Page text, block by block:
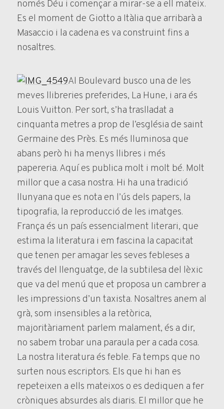
només Déu i començar a mirar-se a ell mateix.
Es el moment de Giotto a Itàlia que arribarà a
Masaccio i la cadena es va construint fins a
nosaltres.
Al Boulevard busco una de les
meves llibreries preferides, La Hune, i ara és
Louis Vuitton. Per sort, s’ha traslladat a
cinquanta metres a prop de l’església de saint
Germaine des Près. Es més lluminosa que
abans però hi ha menys llibres i més
papereria. Aquí es publica molt i molt bé. Molt
millor que a casa nostra. Hi ha una tradició
llunyana que es nota en l’ús dels papers, la
tipografia, la reproducció de les imatges.
França és un país essencialment literari, que
estima la literatura i em fascina la capacitat
que tenen per amagar les seves febleses a
través del llenguatge, de la subtilesa del lèxic
que va del menú que et proposa un cambrer a
les impressions d’un taxista. Nosaltres anem al
grà, som insensibles a la retòrica,
majoritàriament parlem malament, és a dir,
no sabem trobar una paraula per a cada cosa.
La nostra literatura és feble. Fa temps que no
surten nous escriptors. Els que hi han es
repeteixen a ells mateixos o es dediquen a fer
cròniques absurdes als diaris. El millor que he